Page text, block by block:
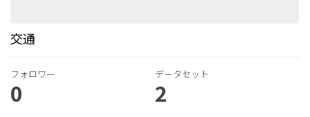
交通
フォロワー
0
データセット
2